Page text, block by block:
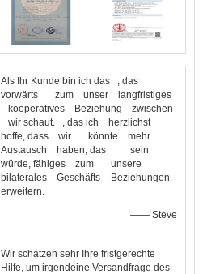
Als Ihr Kunde bin ich das , das
vorwärts zum unser langfristiges
kooperatives Beziehung zwischen
wir schaut. , das ich herzlichst
hoffe, dass wir könnte mehr
Austausch haben, das sein
würde, fähiges zum unsere
bilaterales Geschäfts- Beziehungen
erweitern.
—— Steve
Wir schätzen sehr Ihre fristgerechte
Hilfe, um irgendeine Versandfrage des